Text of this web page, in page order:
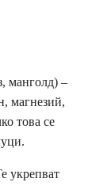
манголд) –
магнезий,
това се
укрепват